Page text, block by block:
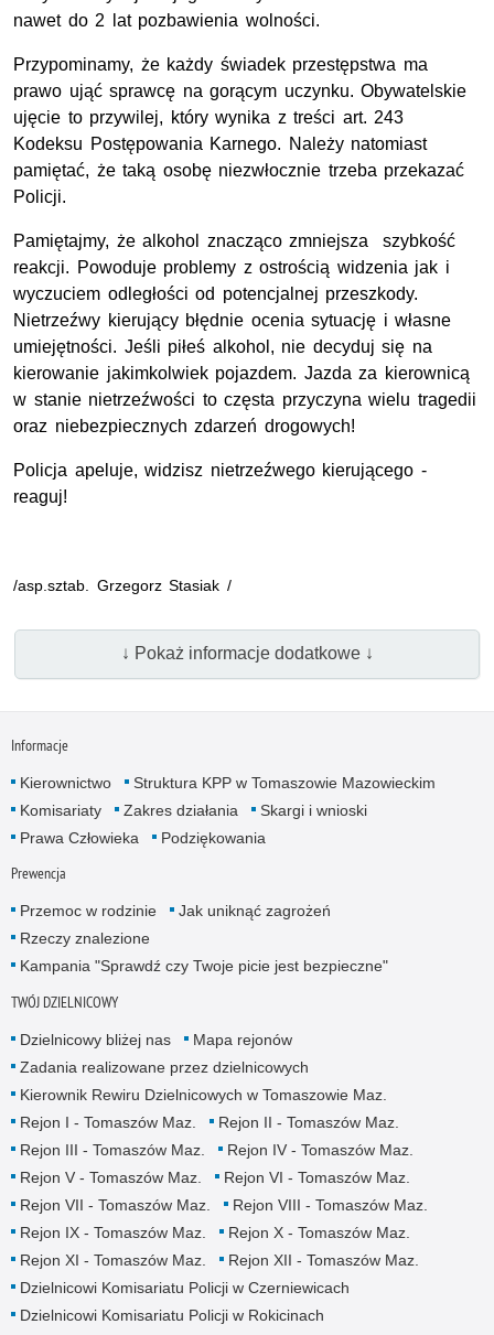
nawet do 2 lat pozbawienia wolności.
Przypominamy, że każdy świadek przestępstwa ma
prawo ująć sprawcę na gorącym uczynku. Obywatelskie
ujęcie to przywilej, który wynika z treści art. 243
Kodeksu Postępowania Karnego. Należy natomiast
pamiętać, że taką osobę niezwłocznie trzeba przekazać
Policji.
Pamiętajmy, że alkohol znacząco zmniejsza szybkość
reakcji. Powoduje problemy z ostrością widzenia jak i
wyczuciem odległości od potencjalnej przeszkody.
Nietrzeźwy kierujący błędnie ocenia sytuację i własne
umiejętności. Jeśli piłeś alkohol, nie decyduj się na
kierowanie jakimkolwiek pojazdem. Jazda za kierownicą
w stanie nietrzeźwości to częsta przyczyna wielu tragedii
oraz niebezpiecznych zdarzeń drogowych!
Policja apeluje, widzisz nietrzeźwego kierującego -
reaguj!
/asp.sztab. Grzegorz Stasiak /
↓ Pokaż informacje dodatkowe ↓
Informacje
Kierownictwo
Struktura KPP w Tomaszowie Mazowieckim
Komisariaty
Zakres działania
Skargi i wnioski
Prawa Człowieka
Podziękowania
Prewencja
Przemoc w rodzinie
Jak uniknąć zagrożeń
Rzeczy znalezione
Kampania "Sprawdź czy Twoje picie jest bezpieczne"
TWÓJ DZIELNICOWY
Dzielnicowy bliżej nas
Mapa rejonów
Zadania realizowane przez dzielnicowych
Kierownik Rewiru Dzielnicowych w Tomaszowie Maz.
Rejon I - Tomaszów Maz.
Rejon II - Tomaszów Maz.
Rejon III - Tomaszów Maz.
Rejon IV - Tomaszów Maz.
Rejon V - Tomaszów Maz.
Rejon VI - Tomaszów Maz.
Rejon VII - Tomaszów Maz.
Rejon VIII - Tomaszów Maz.
Rejon IX - Tomaszów Maz.
Rejon X - Tomaszów Maz.
Rejon XI - Tomaszów Maz.
Rejon XII - Tomaszów Maz.
Dzielnicowi Komisariatu Policji w Czerniewicach
Dzielnicowi Komisariatu Policji w Rokicinach